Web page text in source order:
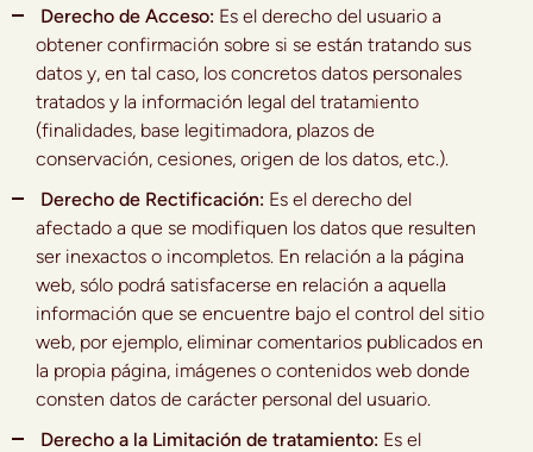
Derecho de Acceso: Es el derecho del usuario a
obtener confirmación sobre si se están tratando sus
datos y, en tal caso, los concretos datos personales
tratados y la información legal del tratamiento
(finalidades, base legitimadora, plazos de
conservación, cesiones, origen de los datos, etc.).
Derecho de Rectificación: Es el derecho del
afectado a que se modifiquen los datos que resulten
ser inexactos o incompletos. En relación a la página
web, sólo podrá satisfacerse en relación a aquella
información que se encuentre bajo el control del sitio
web, por ejemplo, eliminar comentarios publicados en
la propia página, imágenes o contenidos web donde
consten datos de carácter personal del usuario.
Derecho a la Limitación de tratamiento: Es el